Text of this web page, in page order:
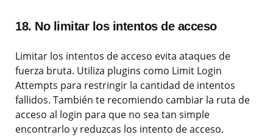
18. No limitar los intentos de acceso
Limitar los intentos de acceso evita ataques de
fuerza bruta. Utiliza plugins como Limit Login
Attempts para restringir la cantidad de intentos
fallidos. También te recomiendo cambiar la ruta de
acceso al login para que no sea tan simple
encontrarlo y reduzcas los intento de acceso.